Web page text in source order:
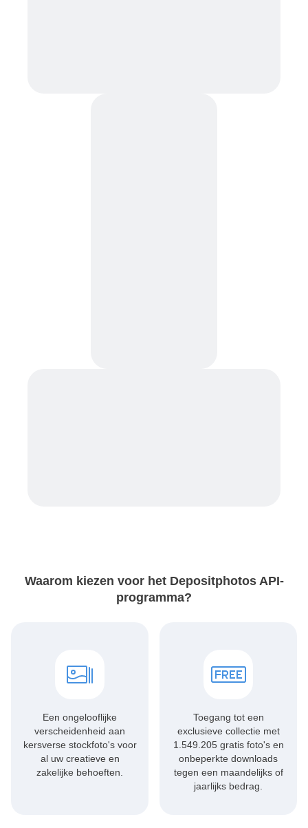
Waarom kiezen voor het Depositphotos API-
programma?
Een ongelooflijke
verscheidenheid aan
kersverse stockfoto's voor
al uw creatieve en
zakelijke behoeften.
Toegang tot een
exclusieve collectie met
1.549.205 gratis foto'sen
onbeperkte downloads
tegen een maandelijks of
jaarlijks bedrag.